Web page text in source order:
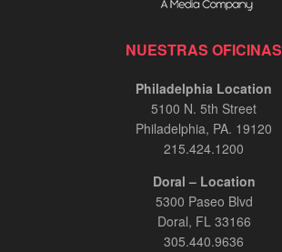
NUESTRAS OFICINAS
Philadelphia Location
5100 N. 5th Street
Philadelphia, PA. 19120
215.424.1200
Doral – Location
5300 Paseo Blvd
Doral, FL 33166
305.440.9636